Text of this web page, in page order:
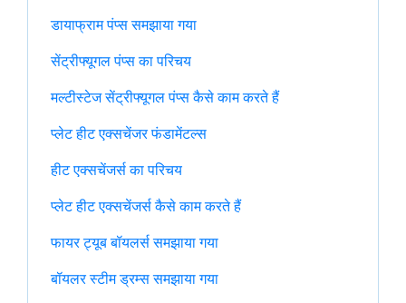
डायाफ्राम पंप्स समझाया गया
सेंट्रीफ्यूगल पंप्स का परिचय
मल्टीस्टेज सेंट्रीफ्यूगल पंप्स कैसे काम करते हैं
प्लेट हीट एक्सचेंजर फंडामेंटल्स
हीट एक्सचेंजर्स का परिचय
प्लेट हीट एक्सचेंजर्स कैसे काम करते हैं
फायर ट्यूब बॉयलर्स समझाया गया
बॉयलर स्टीम ड्रम्स समझाया गया